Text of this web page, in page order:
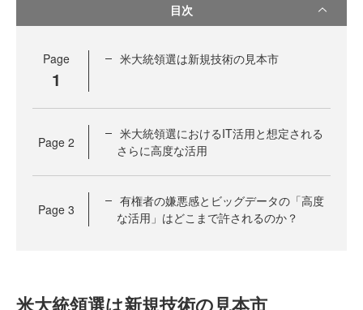
目次
Page
1
米大統領選は新規技術の見本市
Page 2
米大統領選におけるIT活用と想定される
さらに高度な活用
Page 3
有権者の嫌悪感とビッグデータの「高度
な活用」はどこまで許されるのか？
米大統領選は新規技術の見本市